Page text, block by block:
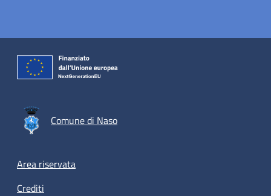
Comune di Naso
Footer menu
Area riservata
Crediti